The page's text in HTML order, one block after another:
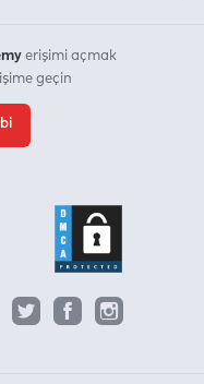
erişimi açmak
geçin